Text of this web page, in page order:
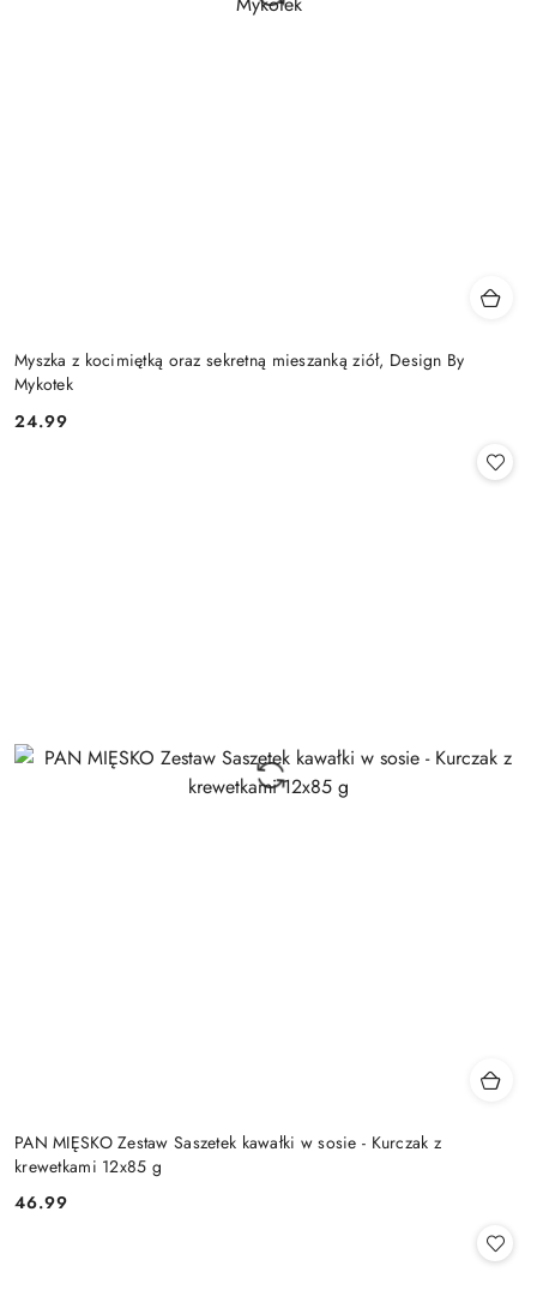
Myszka z kocimiętką oraz sekretną mieszanką ziół, Design By
Mykotek
Cena:
24.99
PAN MIĘSKO Zestaw Saszetek kawałki w sosie - Kurczak z
krewetkami 12x85 g
Cena:
46.99